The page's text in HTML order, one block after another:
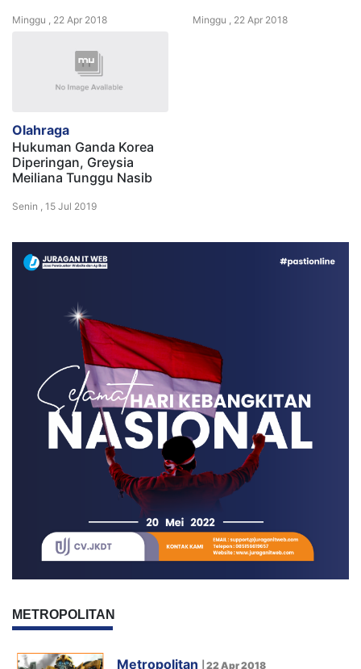
Minggu , 22 Apr 2018 Minggu , 22 Apr 2018
Olahraga
Hukuman Ganda Korea
Diperingan, Greysia
Meiliana Tunggu Nasib
Senin , 15 Jul 2019
METROPOLITAN
Metropolitan 22 Apr 2018